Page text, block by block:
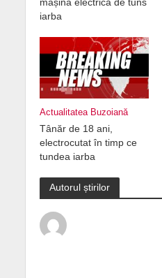
iarba
Actualitatea Buzoiană
Tânăr de 18 ani,
electrocutat în timp ce
tundea iarba
Autorul știrilor